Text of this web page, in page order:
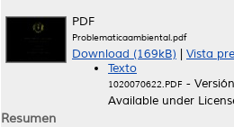
PDF
Problematicaambiental.pdf
Download (169kB)
Vista
Texto
1020070622.PDF -
Available under
Resumen